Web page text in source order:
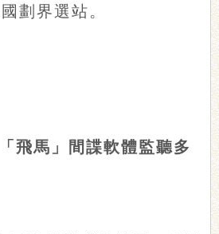
劃界選站。
「飛馬」間諜軟體監聽多